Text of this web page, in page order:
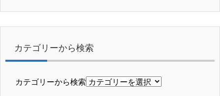
カテゴリーから検索
カテゴリーから検索